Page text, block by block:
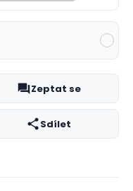
Zeptat se
Sdílet